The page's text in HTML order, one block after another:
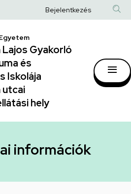
Anonim
fiók
Bejelentkezés
Gyakorló
és
Iskolája
utcai
hely
információk